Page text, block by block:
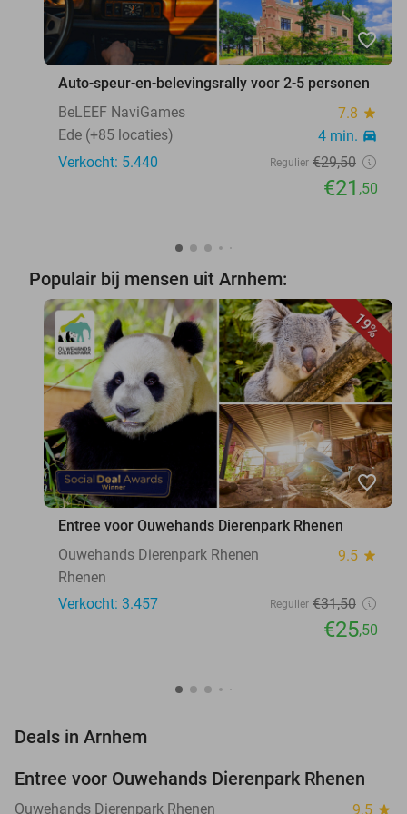
favorite_border
Auto-speur-en-belevingsrally voor 2-5 personen
BeLEEF NaviGames
7.8 star
Ede (+85 locaties) 4 min. directions_car
Verkocht: 5.440 Regulier €29,50
€21 ,50
Populair bij mensen uit Arnhem:
19%
favorite_border
Entree voor Ouwehands Dierenpark Rhenen
Ouwehands Dierenpark Rhenen
9.5 star
Rhenen
Verkocht: 3.457
Regulier €31,50
€25,50
Deals in Arnhem
19%
Entree voor Ouwehands Dierenpark Rhenen
Ouwehands Dierenpark Rhenen 9.5 star